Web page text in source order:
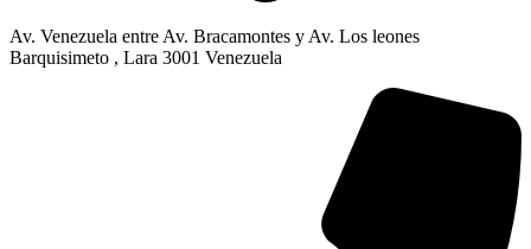
Av. Venezuela entre Av. Bracamontes y Av. Los leones
Barquisimeto , Lara 3001 Venezuela